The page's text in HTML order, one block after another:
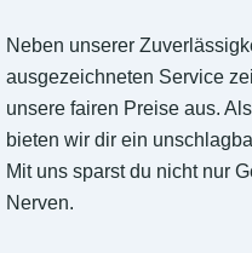
Neben unserer
ausgezeichneten Service
unsere fairen Preise aus.
bieten wir dir ein
Mit uns sparst du nicht nur
Nerven.